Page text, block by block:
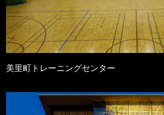
美里町トレーニングセンター